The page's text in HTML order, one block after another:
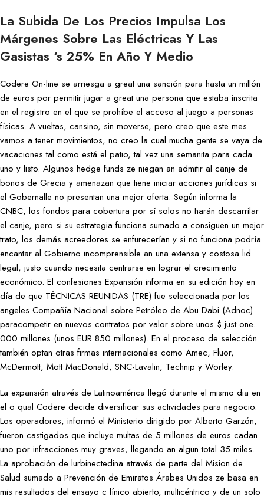
La Subida De Los Precios Impulsa Los
Márgenes Sobre Las Eléctricas Y Las
Gasistas ‘s 25% En Año Y Medio
Codere On-line se arriesga a great una sanción para hasta un millón
de euros por permitir jugar a great una persona que estaba inscrita
en el registro en el que se prohíbe el acceso al juego a personas
físicas. A vueltas, cansino, sin moverse, pero creo que este mes
vamos a tener movimientos, no creo la cual mucha gente se vaya de
vacaciones tal como está el patio, tal vez una semanita para cada
uno y listo. Algunos hedge funds ze niegan an admitir al canje de
bonos de Grecia y amenazan que tiene iniciar acciones jurídicas si
el Gobernalle no presentan una mejor oferta. Según informa la
CNBC, los fondos para cobertura por sí solos no harán descarrilar
el canje, pero si su estrategia funciona sumado a consiguen un mejor
trato, los demás acreedores se enfurecerían y si no funciona podría
encantar al Gobierno incomprensible an una extensa y costosa lid
legal, justo cuando necesita centrarse en lograr el crecimiento
económico. El confesiones Expansión informa en su edición hoy en
día de que TÉCNICAS REUNIDAS (TRE) fue seleccionada por los
angeles Compañía Nacional sobre Petróleo de Abu Dabi (Adnoc)
paracompetir en nuevos contratos por valor sobre unos $ just one.
000 millones (unos EUR 850 millones). En el proceso de selección
también optan otras firmas internacionales como Amec, Fluor,
McDermott, Mott MacDonald, SNC-Lavalin, Technip y Worley.
La expansión através de Latinoamérica llegó durante el mismo dia en
el o qual Codere decide diversificar sus actividades para negocio.
Los operadores, informó el Ministerio dirigido por Alberto Garzón,
fueron castigados que incluye multas de 5 millones de euros cadan
uno por infracciones muy graves, llegando an algun total 35 miles.
La aprobación de lurbinectedina através de parte del Mision de
Salud sumado a Prevención de Emiratos Árabes Unidos ze basa en
mis resultados del ensayo c línico abierto, multicéntrico y de un solo